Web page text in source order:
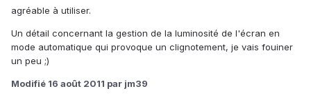
agréable à utiliser.
Un détail concernant la gestion de la luminosité de l'écran en
mode automatique qui provoque un clignotement, je vais fouiner
un peu ;)
Modifié 16 août 2011 par jm39